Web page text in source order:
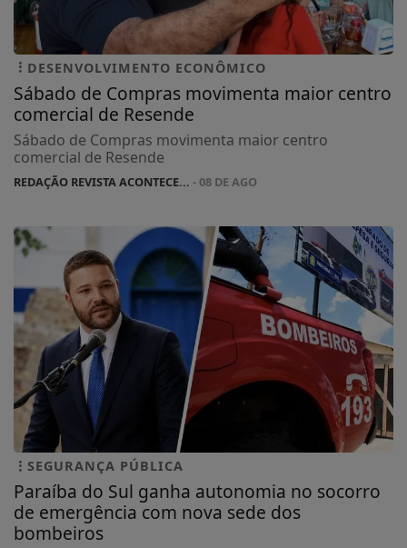
DESENVOLVIMENTO ECONÔMICO
Sábado de Compras movimenta maior centro
comercial de Resende
Sábado de Compras movimenta maior centro
comercial de Resende
REDAÇÃO REVISTA ACONTECE... - 08 DE AGO
SEGURANÇA PÚBLICA
Paraíba do Sul ganha autonomia no socorro
de emergência com nova sede dos
bombeiros